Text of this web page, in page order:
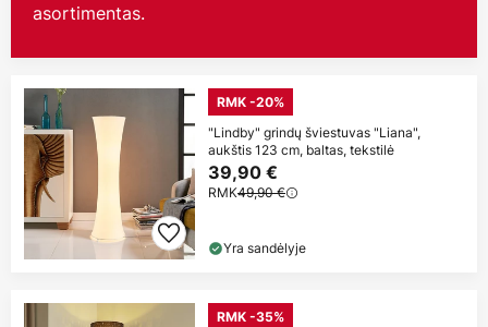
asortimentas.
RMK -20%
"Lindby" grindų šviestuvas "Liana",
aukštis 123 cm, baltas, tekstilė
39,90 €
RMK49,90 €
Yra sandėlyje
RMK -35%